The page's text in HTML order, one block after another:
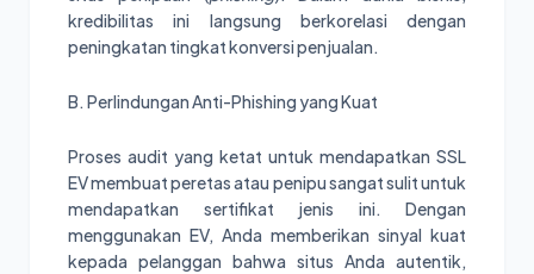
kredibilitas ini langsung berkorelasi dengan
peningkatan tingkat konversi penjualan.
B. Perlindungan Anti-Phishing yang Kuat
Proses audit yang ketat untuk mendapatkan SSL
EV membuat peretas atau penipu sangat sulit untuk
mendapatkan sertifikat jenis ini. Dengan
menggunakan EV, Anda memberikan sinyal kuat
kepada pelanggan bahwa situs Anda autentik,